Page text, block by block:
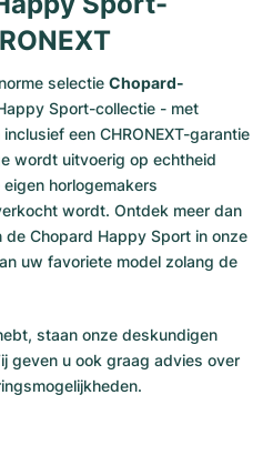
selectie Chopard-
Sport-collectie - met
een CHRONEXT-garantie
wordt uitvoerig op echtheid
horlogemakers
wordt. Ontdek meer dan
Chopard Happy Sport in onze
uw favoriete model zolang de
staan onze deskundigen
geven u ook graag advies over